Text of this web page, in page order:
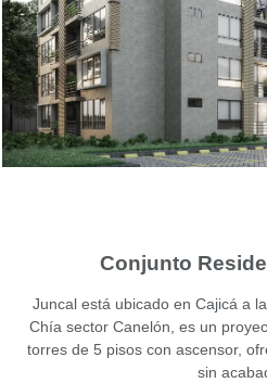
Conjunto
Juncal está ubicado en Cajicá a
Chía sector Canelón, es un
torres de 5 pisos con ascensor,
sin